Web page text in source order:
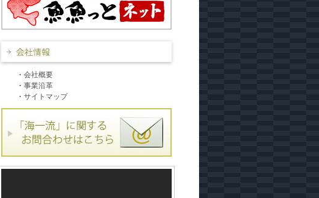
・ 会社概要
・ 事業沿革
・ サイトマップ